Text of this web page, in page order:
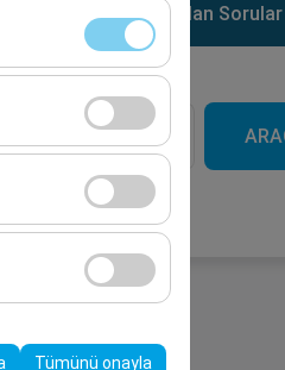
Devre dışı
analiz
için kullanılır.
Tümünü onayla
Noktaları Sık Sorulan Sorular
09:00